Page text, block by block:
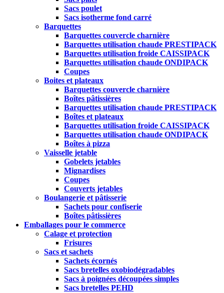
Sacs poulet
Sacs isotherme fond carré
Barquettes
Barquettes couvercle charnière
Barquettes utilisation chaude PRESTIPACK
Barquettes utilisation froide CAISSIPACK
Barquettes utilisation chaude ONDIPACK
Coupes
Boites et plateaux
Barquettes couvercle charnière
Boîtes pâtissières
Barquettes utilisation chaude PRESTIPACK
Boîtes et plateaux
Barquettes utilisation froide CAISSIPACK
Barquettes utilisation chaude ONDIPACK
Boîtes à pizza
Vaisselle jetable
Gobelets jetables
Mignardises
Coupes
Couverts jetables
Boulangerie et pâtisserie
Sachets pour confiserie
Boîtes pâtissières
Emballages pour le commerce
Calage et protection
Frisures
Sacs et sachets
Sachets écornés
Sacs bretelles oxobiodégradables
Sacs à poignées découpées simples
Sacs bretelles PEHD